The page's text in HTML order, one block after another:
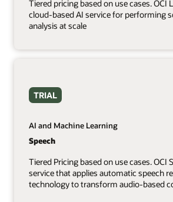
Tiered pricing based on use cases. OCI
cloud-based AI service for performing
analysis at scale
TRIAL
AI and Machine Learning
Speech
Tiered Pricing based on use cases. OCI
service that applies automatic speech
technology to transform audio-based